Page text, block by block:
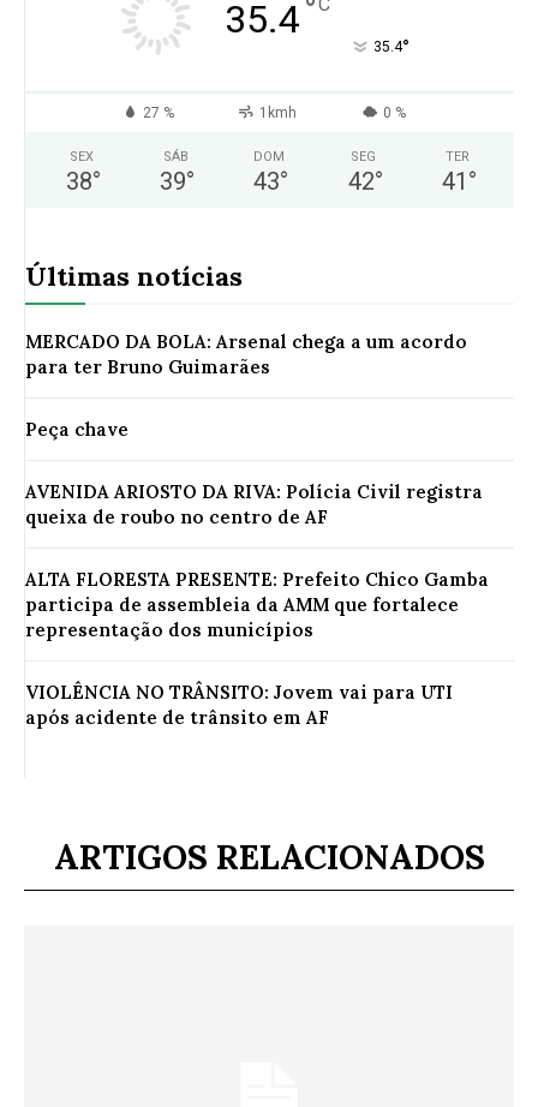
35.4°C
35.4°
27 % 1kmh 0 %
SEX
38°
SÁB
39°
DOM
43°
SEG
42°
TER
41 °
Últimas notícias
MERCADO DA BOLA: Arsenal chega a um acordo
para ter Bruno Guimarães
Peça chave
AVENIDA ARIOSTO DA RIVA: Polícia Civil registra
queixa de roubo no centro de AF
ALTA FLORESTA PRESENTE: Prefeito Chico Gamba
participa de assembleia da AMM que fortalece
representação dos municípios
VIOLÊNCIA NO TRÂNSITO: Jovem vai para UTI
após acidente de trânsito em AF
ARTIGOS RELACIONADOS